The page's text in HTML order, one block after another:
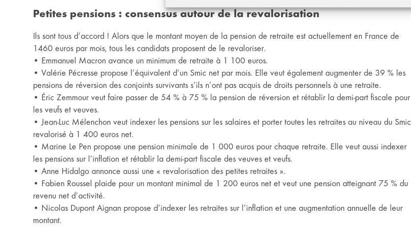
Petites pensions : consensus autour de la revalorisation
Ils sont tous d’accord ! Alors que le montant moyen de la pension de retraite est actuellement en France de
1460 euros par mois, tous les candidats proposent de le revaloriser.
• Emmanuel Macron avance un minimum de retraite à 1 100 euros.
• Valérie Pécresse propose l’équivalent d’un Smic net par mois. Elle veut également augmenter de 39 % les
pensions de réversion des conjoints survivants s’ils n’ont pas acquis de droits personnels à une retraite.
• Éric Zemmour veut faire passer de 54 % à 75 % la pension de réversion et rétablir la demi-part fiscale pour
les veufs et veuves.
• Jean-Luc Mélenchon veut indexer les pensions sur les salaires et porter toutes les retraites au niveau du Smic
revalorisé à 1 400 euros net.
• Marine Le Pen propose une pension minimale de 1 000 euros pour chaque retraite. Elle veut aussi indexer
les pensions sur l’inflation et rétablir la demi-part fiscale des veuves et veufs.
• Anne Hidalgo annonce aussi une « revalorisation des petites retraites ».
• Fabien Roussel plaide pour un montant minimal de 1 200 euros net et veut une pension atteignant 75 % du
revenu net d’activité.
• Nicolas Dupont Aignan propose d’indexer les retraites sur l’inflation et une augmentation annuelle de leur
montant.